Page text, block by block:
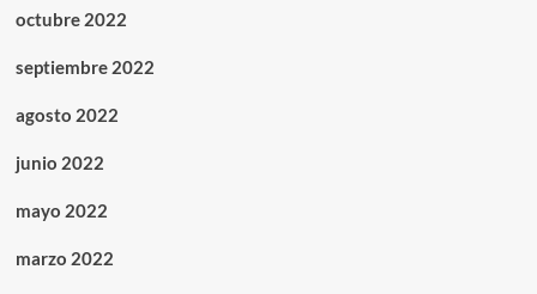
octubre 2022
septiembre 2022
agosto 2022
junio 2022
mayo 2022
marzo 2022